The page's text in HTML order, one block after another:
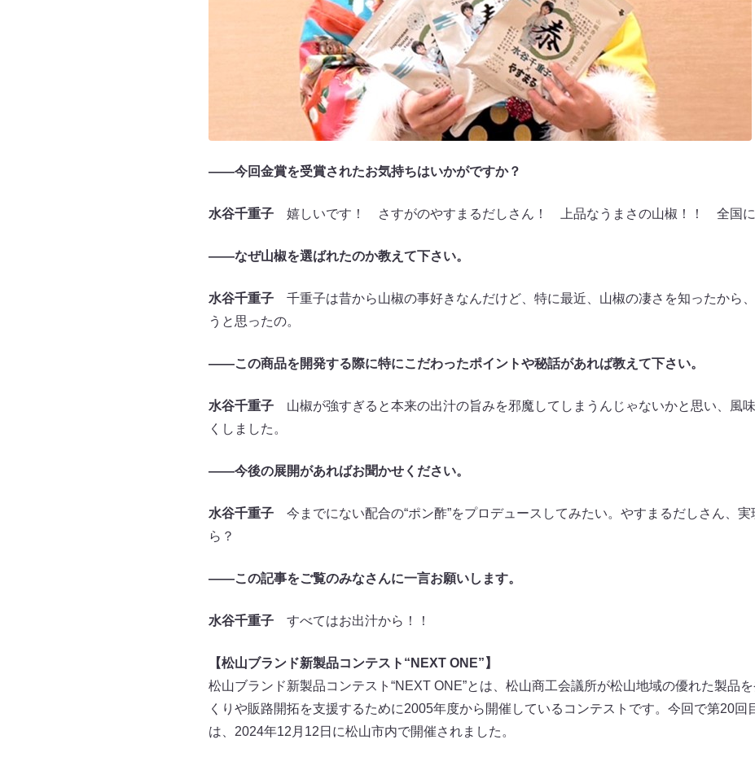
――今回金賞を受賞されたお気持ちはいかがですか？
水谷千重子嬉しいです！ さすがのやすまるだしさん！ 上品なうまさの山椒！！ 全国に
――なぜ山椒を選ばれたのか教えて下さい。
水谷千重子千重子は昔から山椒の事好きなんだけど、特に最近、山椒の凄さを知ったから
うと思ったの。
――この商品を開発する際に特にこだわったポイントや秘話があれば教えて下さい。
水谷千重子山椒が強すぎると本来の出汁の旨みを邪魔してしまうんじゃないかと思い、風
くしました。
――今後の展開があればお聞かせください。
水谷千重子今までにない配合の“ポン酢”をプロデュースしてみたい。やすまるだしさん、実
ら？
――この記事をご覧のみなさんに一言お願いします。
水谷千重子すべてはお出汁から！！
【松山ブランド新製品コンテスト“NEXT ONE”】
松山ブランド新製品コンテスト“NEXT ONE”とは、松山商工会議所が松山地域の優れた製品
くりや販路開拓を支援するために2005年度から開催しているコンテストです。今回で第20回
は、2024年12月12日に松山市内で開催されました。